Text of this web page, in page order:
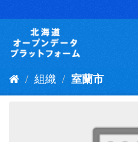
キ
組織 室蘭市